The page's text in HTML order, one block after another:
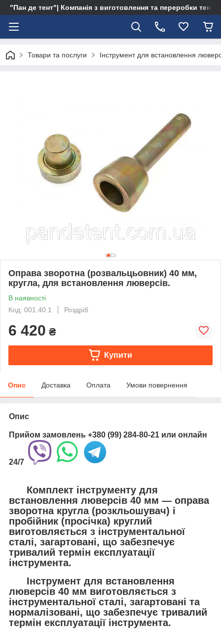
"Пан де тент"| Компанія з виготовлення та переробки тентів
Товари та послуги Інструмент для встановлення
Оправа зворотна (розвальцьовник) 40 мм,
кругла, для встановлення люверсів.
В наявності
Код: 001.40.1
Роздріб
6 420 ₴
Купити
Опис Доставка Оплата Умови повернення
Опис
Прийом замовлень +380 (99) 284-80-21 или онлайн
24/7
Комплект інструменту для
встановлення люверсів 40 мм — оправа
зворотна кругла (розкльошувач) і
пробійник (просічка) круглий
виготовляється з інструментальної
сталі, загартовані, що забезпечує
тривалий термін експлуатації
інструмента.
Інструмент для встановлення
люверсів 40 мм виготовляється з
інструментальної сталі, загартовані та
нормалізовані, що забезпечує тривалий
термін експлуатації інструмента.